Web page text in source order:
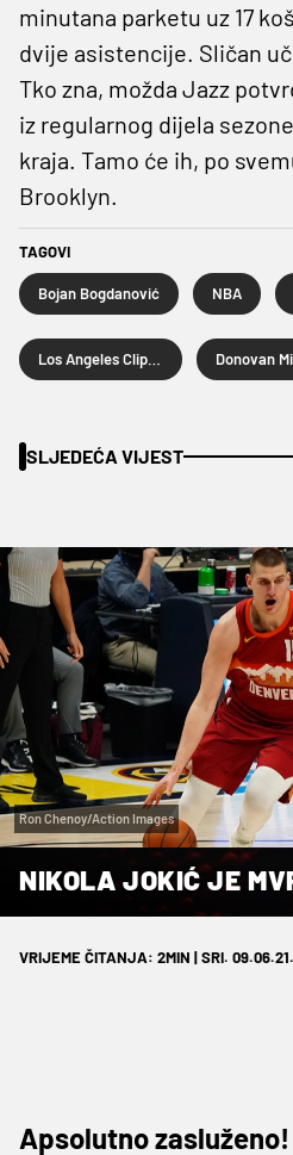
minutana parketu uz 17
dvije asistencije. Sličan
Tko zna, možda Jazz
iz regularnog dijela
kraja. Tamo će ih, po
Brooklyn.
TAGOVI
Bojan Bogdanović NBA
Donovan
SLJEDEĆA VIJEST
Ron Chenoy/Action Images
NIKOLA JOKIĆ JE
VRIJEME ČITANJA: 2MIN | SRI.
Apsolutno zasluženo!